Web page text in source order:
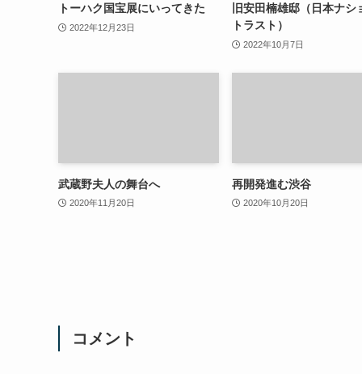
トーハク国宝展にいってきた
2022年12月23日
旧安田楠雄邸（日本ナシ
トラスト）
2022年10月7日
武蔵野夫人の舞台へ
2020年11月20日
再開発進む渋谷
2020年10月20日
コメント